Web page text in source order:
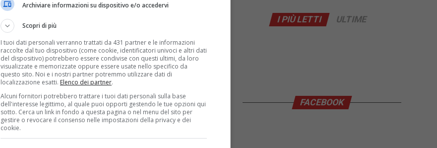
I PIÙ LETTI ULTIME
FACEBOOK
Archiviare informazioni su dispositivo e/o accedervi
Scopri di più
I tuoi dati personali verranno trattati da 431 partner e le informazioni
raccolte dal tuo dispositivo (come cookie, identificatori univoci e altri dati
del dispositivo) potrebbero essere condivise con questi ultimi, da loro
visualizzate e memorizzate oppure essere usate nello specifico da
questo sito. Noi e i nostri partner potremmo utilizzare dati di
localizzazione esatti. Elenco dei partner.
Alcuni fornitori potrebbero trattare i tuoi dati personali sulla base
dell'interesse legittimo, al quale puoi opporti gestendo le tue opzioni qui
sotto. Cerca un link in fondo a questa pagina o nel menu del sito per
gestire o revocare il consenso nelle impostazioni della privacy e dei
cookie.